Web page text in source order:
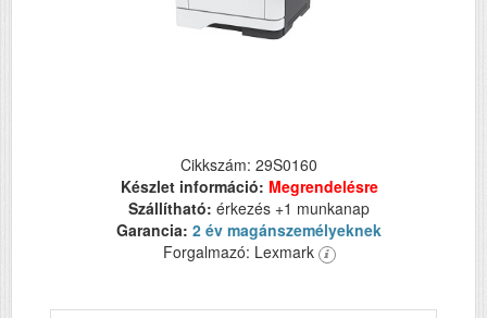
Cikkszám: 29S0160
Készlet információ: Megrendelésre
Szállítható: érkezés +1 munkanap
Garancia: 2 év magánszemélyeknek
Forgalmazó: Lexmark